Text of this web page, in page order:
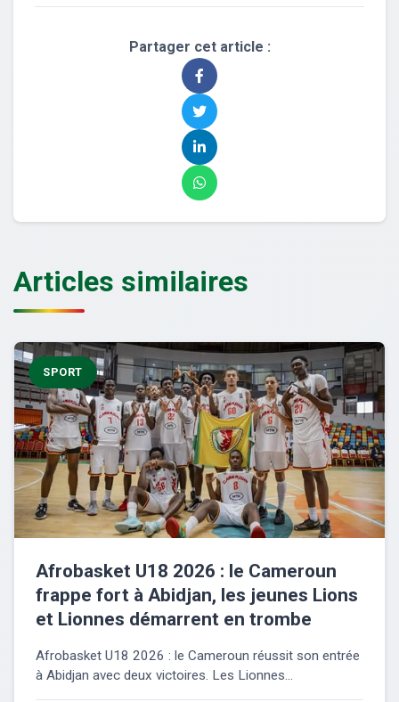
Partager cet article :
Articles similaires
SPORT
Afrobasket U18 2026 : le Cameroun
frappe fort à Abidjan, les jeunes Lions
et Lionnes démarrent en trombe
Afrobasket U18 2026 : le Cameroun réussit son entrée
à Abidjan avec deux victoires. Les Lionnes...